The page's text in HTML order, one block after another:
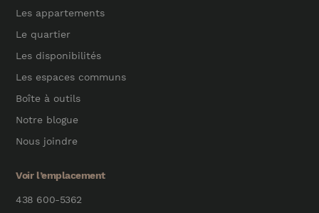
Les appartements
Le quartier
Les disponibilités
Les espaces communs
Boîte à outils
Notre blogue
Nous joindre
Voir l’emplacement
438 600-5362